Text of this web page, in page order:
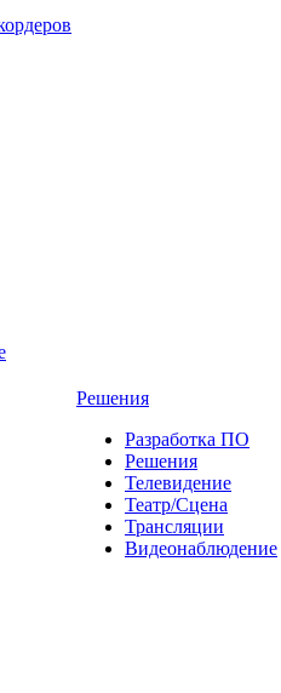
Решения
Разработка ПО
Решения
Телевидение
Театр/Сцена
Трансляции
Видеонаблюдение